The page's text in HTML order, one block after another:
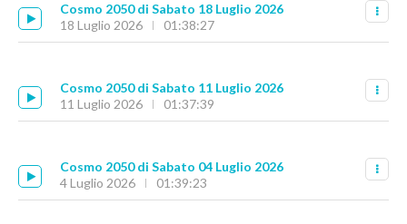
Cosmo 2050 di Sabato 18 Luglio 2026
18 Luglio 2026
01:38:27
Cosmo 2050 di Sabato 11 Luglio 2026
11 Luglio 2026
01:37:39
Cosmo 2050 di Sabato 04 Luglio 2026
4 Luglio 2026
01:39:23